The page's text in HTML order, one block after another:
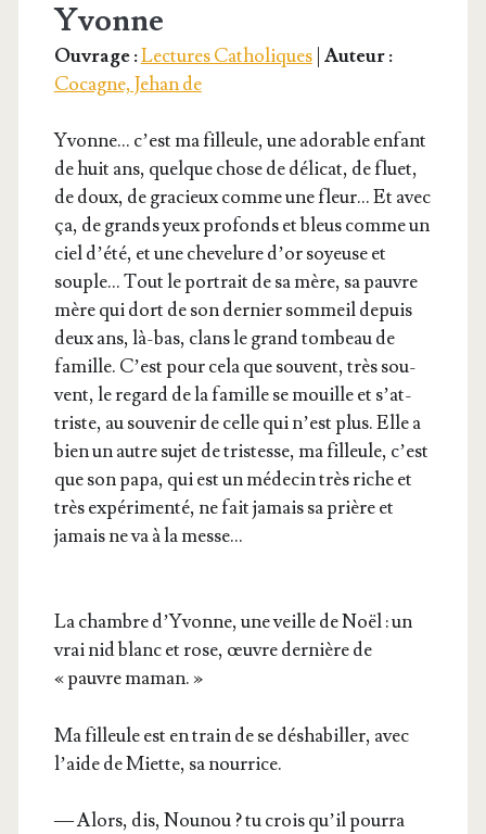
Yvonne
Ouvrage :Lectures Catholiques| Auteur :
Cocagne, Jehan de
Yvonne… c’est ma filleule, une ado­rable enfant
de huit ans, quelque chose de déli­cat, de fluet,
de doux, de gra­cieux comme une fleur… Et avec
ça, de grands yeux pro­fonds et bleus comme un
ciel d’é­té, et une che­ve­lure d’or soyeuse et
souple… Tout le por­trait de sa mère, sa pauvre
mère qui dort de son der­nier som­meil depuis
deux ans, là-bas, clans le grand tom­beau de
famille. C’est pour cela que sou­vent, très sou­
vent, le regard de la famille se mouille et s’at­
triste, au sou­ve­nir de celle qui n’est plus. Elle a
bien un autre sujet de tris­tesse, ma filleule, c’est
que son papa, qui est un méde­cin très riche et
très expé­ri­men­té, ne fait jamais sa prière et
jamais ne va à la messe…
La chambre d’Y­vonne, une veille de Noël : un
vrai nid blanc et rose, œuvre der­nière de
« pauvre maman. »
Ma filleule est en train de se désha­biller, avec
l’aide de Miette, sa nourrice.
— Alors, dis, Nou­nou ? tu crois qu’il pour­ra